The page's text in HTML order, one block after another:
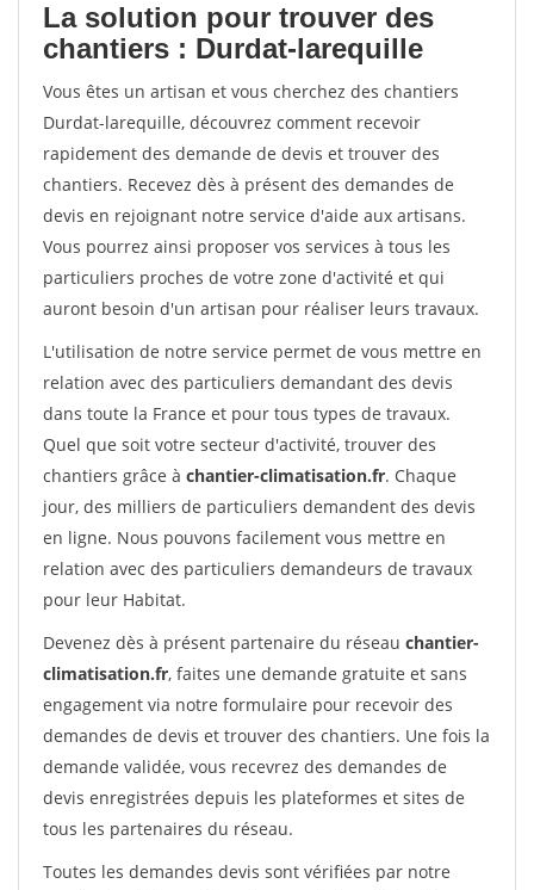
La solution pour trouver des
chantiers : Durdat-larequille
Vous êtes un artisan et vous cherchez des chantiers
Durdat-larequille, découvrez comment recevoir
rapidement des demande de devis et trouver des
chantiers. Recevez dès à présent des demandes de
devis en rejoignant notre service d'aide aux artisans.
Vous pourrez ainsi proposer vos services à tous les
particuliers proches de votre zone d'activité et qui
auront besoin d'un artisan pour réaliser leurs travaux.
L'utilisation de notre service permet de vous mettre en
relation avec des particuliers demandant des devis
dans toute la France et pour tous types de travaux.
Quel que soit votre secteur d'activité, trouver des
chantiers grâce à chantier-climatisation.fr. Chaque
jour, des milliers de particuliers demandent des devis
en ligne. Nous pouvons facilement vous mettre en
relation avec des particuliers demandeurs de travaux
pour leur Habitat.
Devenez dès à présent partenaire du réseau chantier-
climatisation.fr, faites une demande gratuite et sans
engagement via notre formulaire pour recevoir des
demandes de devis et trouver des chantiers. Une fois la
demande validée, vous recevrez des demandes de
devis enregistrées depuis les plateformes et sites de
tous les partenaires du réseau.
Toutes les demandes devis sont vérifiées par notre